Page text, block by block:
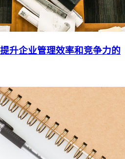
升企业管理效率和竞争力的